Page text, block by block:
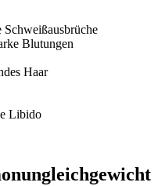
Blutungen
Haar
Libido